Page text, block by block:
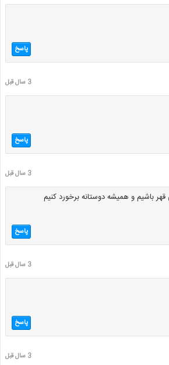
پاسخ
3 سال قبل
پاسخ
3 سال قبل
قهر باشیم و همیشه دوستانه برخورد کنیم
پاسخ
3 سال قبل
پاسخ
3 سال قبل